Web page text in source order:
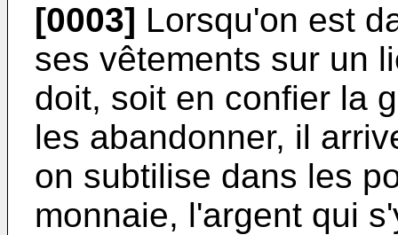
[0003] Lorsqu'on est
ses vêtements sur un
doit, soit en confier la
les abandonner, il
on subtilise dans les
monnaie, l'argent qui